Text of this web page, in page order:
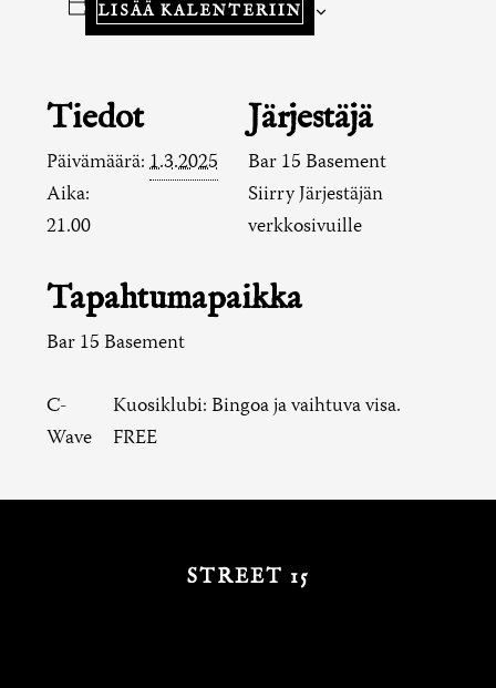
LISÄÄ KALENTERIIN
Tiedot
Päivämäärä:1.3.2025
Aika:
21.00
Järjestäjä
Bar 15 Basement
Siirry Järjestäjän
verkkosivuille
Tapahtumapaikka
Bar 15 Basement
C-
Wave
Kuosiklubi: Bingoa ja vaihtuva visa.
FREE
STREET 15